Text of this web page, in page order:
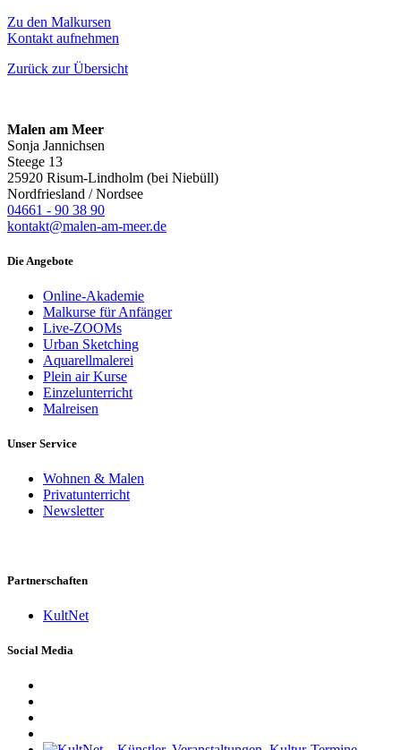
Zu den Malkursen
Kontakt aufnehmen
Zurück zur Übersicht
Malen am Meer
Sonja Jannichsen
Steege 13
25920 Risum-Lindholm (bei Niebüll)
Nordfriesland / Nordsee
04661 - 90 38 90
kontakt@malen-am-meer.de
Die Angebote
Online-Akademie
Malkurse für Anfänger
Live-ZOOMs
Urban Sketching
Aquarellmalerei
Plein air Kurse
Einzelunterricht
Malreisen
Unser Service
Wohnen & Malen
Privatunterricht
Newsletter
Partnerschaften
KultNet
Social Media